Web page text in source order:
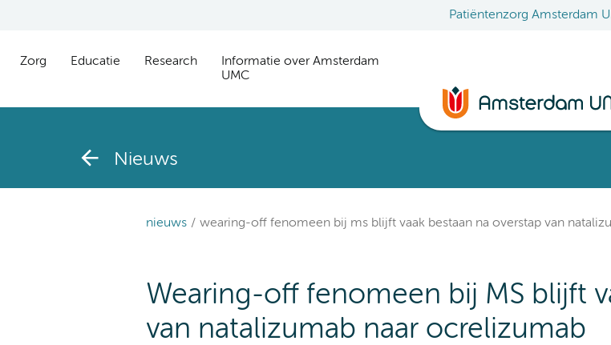
Patiëntenzorg Amsterdam
Zorg Educatie Research
Informatie over Amsterdam
UMC
Nieuws
nieuws wearing-off fenomeen bij ms blijft vaak bestaan na overstap van
Wearing-off fenomeen bij MS blijft
van natalizumab naar ocrelizumab